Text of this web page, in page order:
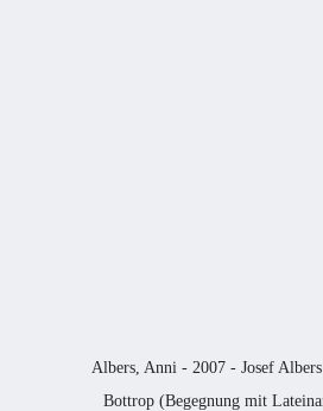
Albers, Anni - 2007 - Josef
Bottrop (Begegnung mit